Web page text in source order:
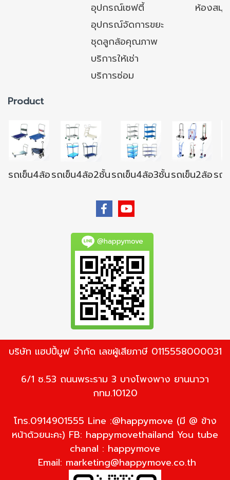
อุปกรณ์เซฟตี้
ห้องสมุ
อุปกรณ์จัดการขยะ
ชุดลูกล้อคุณภาพ
บริการให้เช่า
บริการซ่อม
Product
รถเข็น4ล้อรถเข็น4ล้อ2ชั้นรถเข็น4ล้อ3ชั้นรถเข็น2ล้อรถ
@happymove
บริษัท แฮปปี้มูฟ จำกัด เลขผู้เสียภาษี 0115558000031
6/1 ซ.53 ถนนพระราม 3 บางโพงพาง ยานนาวา
กทม.10120
โทร.0914901555 Line :@happymove (มี @ ข้าง
หน้าด้วยนะคะ) FB: happymovethailand You tube
chanal : happymove
Email: marketing@happymove.co.th